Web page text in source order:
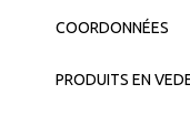
COORDONNÉES
PRODUITS EN